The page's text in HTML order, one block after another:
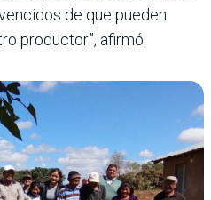
de que pueden
productor”, afirmó.